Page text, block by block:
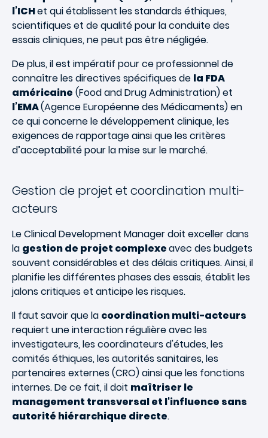
l’ICHet qui établissent les standards éthiques,
scientifiques et de qualité pour la conduite des
essais cliniques, ne peut pas être négligée.
De plus, il est impératif pour ce professionnel de
connaître les directives spécifiques de la FDA
américaine (Food and Drug Administration) et
l’EMA(Agence Européenne des Médicaments) en
ce qui concerne le développement clinique, les
exigences de rapportage ainsi que les critères
d’acceptabilité pour la mise sur le marché.
Gestion de projet et coordination multi-
acteurs
Le Clinical Development Manager doit exceller dans
la gestion de projet complexeavec des budgets
souvent considérables et des délais critiques. Ainsi, il
planifie les différentes phases des essais, établit les
jalons critiques et anticipe les risques.
Il faut savoir que la coordination multi-acteurs
requiert une interaction régulière avec les
investigateurs, les coordinateurs d'études, les
comités éthiques, les autorités sanitaires, les
partenaires externes (CRO) ainsi que les fonctions
internes. De ce fait, il doit maîtriser le
management transversal et l'influence sans
autorité hiérarchique directe.